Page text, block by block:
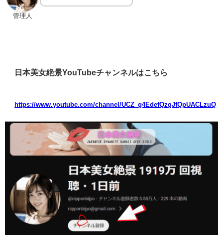
管理人
日本美女絶景YouTubeチャンネルはこちら
https://www.youtube.com/channel/UCZ_g4EdefQzgJfQpUACLzuQ